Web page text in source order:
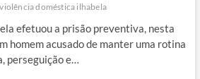
violência doméstica ilhabela
efetuou a prisão preventiva, nesta
homem acusado de manter uma rotina
perseguição e…